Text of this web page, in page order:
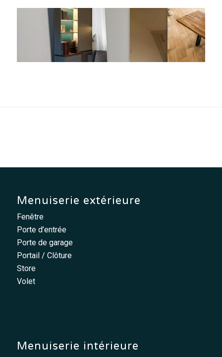
Menuiserie extérieure
Fenêtre
Porte d’entrée
Porte de garage
Portail / Clôture
Store
Volet
Menuiserie intérieure